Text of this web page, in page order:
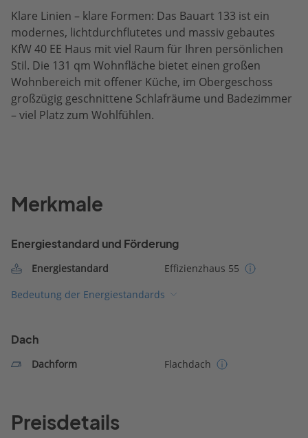
Klare Linien – klare Formen: Das Bauart 133 ist ein
modernes, lichtdurchflutetes und massiv gebautes
KfW 40 EE Haus mit viel Raum für Ihren persönlichen
Stil. Die 131 qm Wohnfläche bietet einen großen
Wohnbereich mit offener Küche, im Obergeschoss
großzügig geschnittene Schlafräume und Badezimmer
– viel Platz zum Wohlfühlen.
Merkmale
Energiestandard und Förderung
Energiestandard
Effizienzhaus 55
Bedeutung der Energiestandards
Dach
Dachform Flachdach
Preisdetails